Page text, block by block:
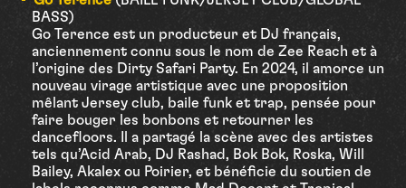
BASS)
Go Terence est un producteur et DJ français,
anciennement connu sous le nom de Zee Reach et à
l’origine des Dirty Safari Party. En 2024, il amorce un
nouveau virage artistique avec une proposition
mêlant Jersey club, baile funk et trap, pensée pour
faire bouger les bonbons et retourner les
dancefloors. Il a partagé la scène avec des artistes
tels qu’Acid Arab, DJ Rashad, Bok Bok, Roska, Will
Bailey, Akalex ou Poirier, et bénéficie du soutien de